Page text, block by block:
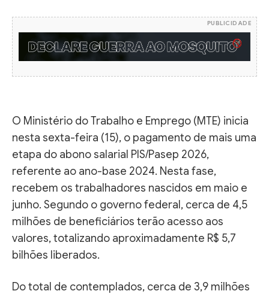
PUBLICIDADE
O Ministério do Trabalho e Emprego (MTE) inicia
nesta sexta-feira (15), o pagamento de mais uma
etapa do abono salarial PIS/Pasep 2026,
referente ao ano-base 2024. Nesta fase,
recebem os trabalhadores nascidos em maio e
junho. Segundo o governo federal, cerca de 4,5
milhões de beneficiários terão acesso aos
valores, totalizando aproximadamente R$ 5,7
bilhões liberados.
Do total de contemplados, cerca de 3,9 milhões